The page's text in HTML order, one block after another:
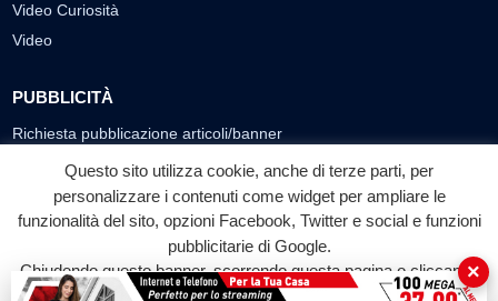
Video Curiosità
Video
PUBBLICITÀ
Richiesta pubblicazione articoli/banner
SEGUICI SUI SOCIAL
f
Facebook
◎ ▶
YouTube
Questo sito utilizza cookie, anche di terze parti, per
personalizzare i contenuti come widget per ampliare le
funzionalità del sito, opzioni Facebook, Twitter e social e funzioni
pubblicitarie di Google.
Chiudendo questo banner, scorrendo questa pagina o cliccando
su qualunque suo elemento acconsenti all'uso dei cookie.
×